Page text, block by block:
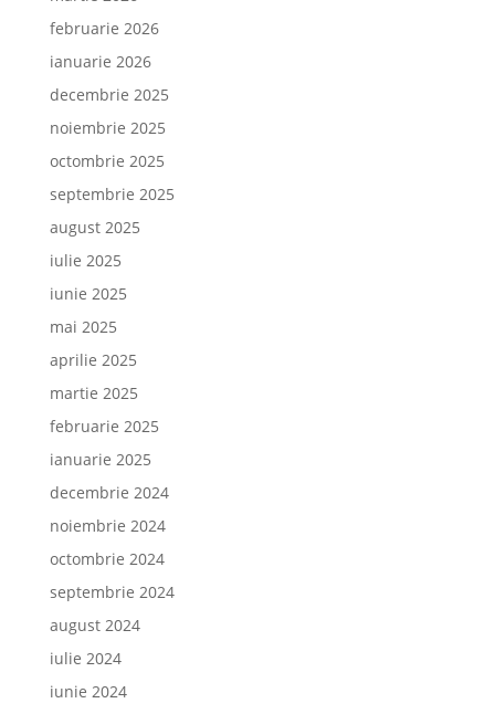
februarie 2026
ianuarie 2026
decembrie 2025
noiembrie 2025
octombrie 2025
septembrie 2025
august 2025
iulie 2025
iunie 2025
mai 2025
aprilie 2025
martie 2025
februarie 2025
ianuarie 2025
decembrie 2024
noiembrie 2024
octombrie 2024
septembrie 2024
august 2024
iulie 2024
iunie 2024